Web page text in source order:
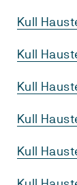
Kull
Kull
Kull
Kull
Kull